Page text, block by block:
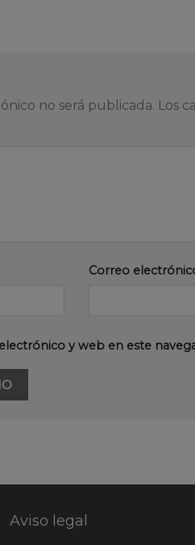
no será publicada. Los
Correo
y web en este
Aviso legal